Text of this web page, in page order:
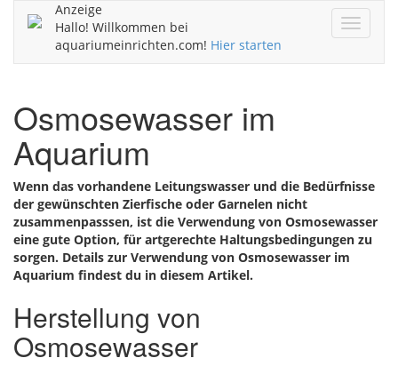
ein/aus
Anzeige
Hallo! Willkommen bei
aquariumeinrichten.com! Hier starten
Osmosewasser im
Aquarium
Wenn das vorhandene Leitungswasser und die Bedürfnisse
der gewünschten Zierfische oder Garnelen nicht
zusammenpasssen, ist die Verwendung von Osmosewasser
eine gute Option, für artgerechte Haltungsbedingungen zu
sorgen. Details zur Verwendung von Osmosewasser im
Aquarium findest du in diesem Artikel.
Herstellung von
Osmosewasser